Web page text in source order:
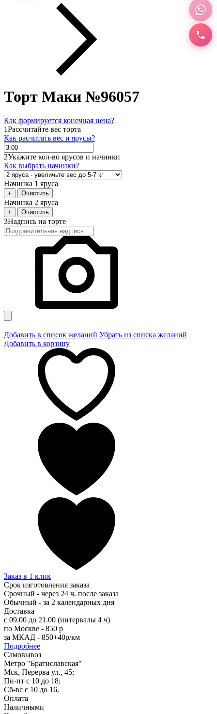
Торт Маки №96057
Как формируется конечная цена?
1Рассчитайте вес торта
Как расчитать вес и ярусы?
2Укажите кол-во ярусов и начинки
Как выбрать начинки?
Начинка 1 яруса
+ Очистить
Начинка 2 яруса
+ Очистить
3Надпись на торте
Добавить в список желаний Убрать из списка желаний
Добавить в корзину
Заказ в 1 клик
Срок изготовления заказа
Срочный - через 24 ч. после заказа
Обычный - за 2 календарных дня
Доставка
с 09.00 до 21.00 (интервалы 4 ч)
по Москве - 850 р
за МКАД - 850+40р/км
Подробнее
Самовывоз
Метро "Братиславская"
Мск, Перерва ул., 45;
Пн-пт с 10 до 18;
Сб-вс с 10 до 16.
Оплата
Наличными